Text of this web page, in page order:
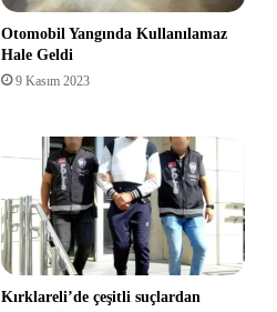
Otomobil Yangında Kullanılamaz
Hale Geldi
9 Kasım 2023
Kırklareli’de çeşitli suçlardan